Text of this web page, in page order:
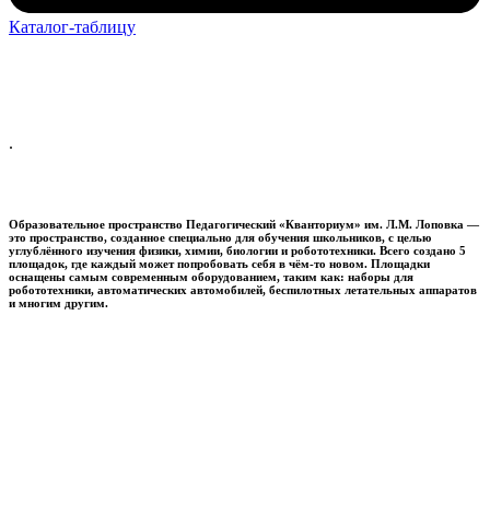
Каталог-таблицу
.
Образовательное пространство Педагогический «Кванториум» им. Л.М. Лоповка —
это пространство, созданное специально для обучения школьников, с целью
углублённого изучения физики, химии, биологии и робототехники. Всего создано 5
площадок, где каждый может попробовать себя в чём-то новом. Площадки
оснащены самым современным оборудованием, таким как: наборы для
робототехники, автоматических автомобилей, беспилотных летательных аппаратов
и многим другим.